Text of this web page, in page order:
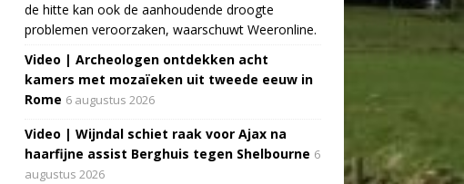
de hitte kan ook de aanhoudende droogte
problemen veroorzaken, waarschuwt Weeronline.
Video | Archeologen ontdekken acht
kamers met mozaïeken uit tweede eeuw in
Rome 6 augustus 2026
Video | Wijndal schiet raak voor Ajax na
haarfijne assist Berghuis tegen Shelbourne 6
augustus 2026